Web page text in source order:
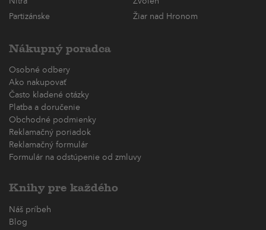
Partizánske
Žiar nad Hronom
Nákupný poradca
Osobné odbery
Ako nakupovať
Často kladené otázky
Platba a doručenie
Obchodné podmienky
Reklamačný poriadok
Reklamačný formulár
Formulár na odstúpenie od zmluvy
Knihy pre každého
Náš príbeh
Blog